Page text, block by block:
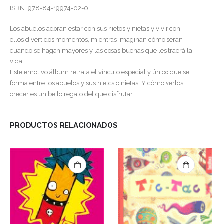
ISBN: 978-84-19974-02-0
Los abuelos adoran estar con sus nietos y nietas y vivir con
ellos divertidos momentos, mientras imaginan cómo serán
cuando se hagan mayores y las cosas buenas que les traerá la
vida.
Este emotivo álbum retrata el vínculo especial y único que se
forma entre los abuelos y sus nietos o nietas. Y cómo verlos
crecer es un bello regalo del que disfrutar.
PRODUCTOS RELACIONADOS